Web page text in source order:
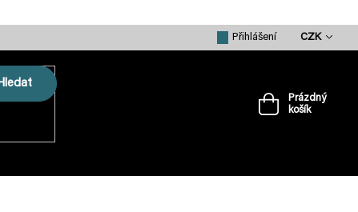
CZK
Přihlášení
Nákupní
Prázdný
košík